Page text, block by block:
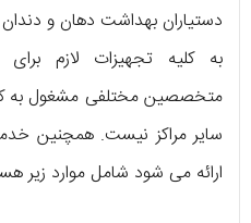
دستیاران بهداشت دهان و
به کلیه تجهیزات لازم
متخصصین مختلفی مشغول به کار
سایر مراکز نیست. همچنین
ارائه می شود شامل موارد زیر